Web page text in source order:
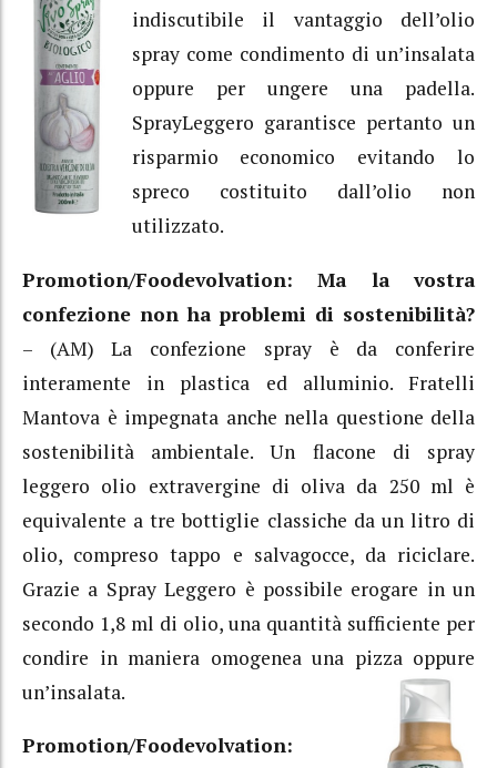
indiscutibile il vantaggio dell’olio
spray come condimento di un’insalata
oppure per ungere una padella.
SprayLeggero garantisce pertanto un
risparmio economico evitando lo
spreco costituito dall’olio non
utilizzato.
Promotion/Foodevolvation: Ma la vostra
confezione non ha problemi di sostenibilità?
– (AM) La confezione spray è da conferire
interamente in plastica ed alluminio. Fratelli
Mantova è impegnata anche nella questione della
sostenibilità ambientale. Un flacone di spray
leggero olio extravergine di oliva da 250 ml è
equivalente a tre bottiglie classiche da un litro di
olio, compreso tappo e salvagocce, da riciclare.
Grazie a Spray Leggero è possibile erogare in un
secondo 1,8 ml di olio, una quantità sufficiente per
condire in maniera omogenea una pizza oppure
un’insalata.
Promotion/Foodevolvation: